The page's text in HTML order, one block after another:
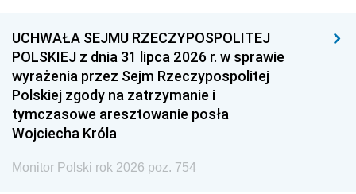
UCHWAŁA SEJMU RZECZYPOSPOLITEJ
POLSKIEJ z dnia 31 lipca 2026 r. w sprawie
wyrażenia przez Sejm Rzeczypospolitej
Polskiej zgody na zatrzymanie i
tymczasowe aresztowanie posła
Wojciecha Króla
Monitor Polski rok 2026 poz. 754